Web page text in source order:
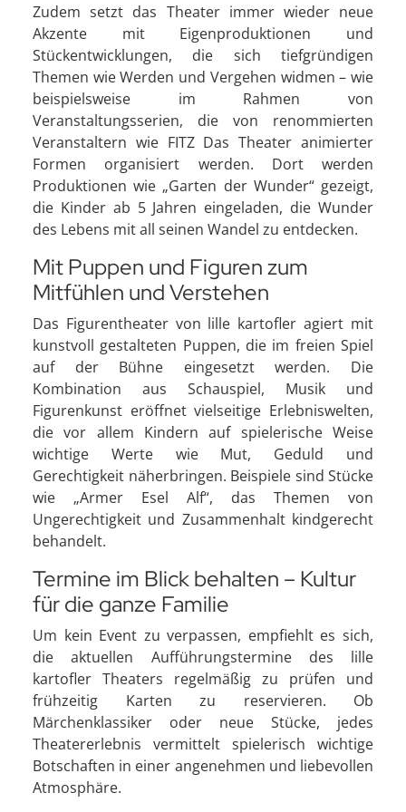
Zudem setzt das Theater immer wieder neue
Akzente mit Eigenproduktionen und
Stückentwicklungen, die sich tiefgründigen
Themen wie Werden und Vergehen widmen – wie
beispielsweise im Rahmen von
Veranstaltungsserien, die von renommierten
Veranstaltern wie FITZ Das Theater animierter
Formen organisiert werden. Dort werden
Produktionen wie „Garten der Wunder“ gezeigt,
die Kinder ab 5 Jahren eingeladen, die Wunder
des Lebens mit all seinen Wandel zu entdecken.
Mit Puppen und Figuren zum
Mitfühlen und Verstehen
Das Figurentheater von lille kartofler agiert mit
kunstvoll gestalteten Puppen, die im freien Spiel
auf der Bühne eingesetzt werden. Die
Kombination aus Schauspiel, Musik und
Figurenkunst eröffnet vielseitige Erlebniswelten,
die vor allem Kindern auf spielerische Weise
wichtige Werte wie Mut, Geduld und
Gerechtigkeit näherbringen. Beispiele sind Stücke
wie „Armer Esel Alf“, das Themen von
Ungerechtigkeit und Zusammenhalt kindgerecht
behandelt.
Termine im Blick behalten – Kultur
für die ganze Familie
Um kein Event zu verpassen, empfiehlt es sich,
die aktuellen Aufführungstermine des lille
kartofler Theaters regelmäßig zu prüfen und
frühzeitig Karten zu reservieren. Ob
Märchenklassiker oder neue Stücke, jedes
Theatererlebnis vermittelt spielerisch wichtige
Botschaften in einer angenehmen und liebevollen
Atmosphäre.